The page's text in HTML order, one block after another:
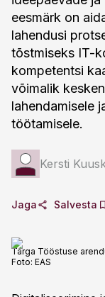
eesmärk on
lahendusi
tõstmiseks IT-
kompetentsi
võimalik
lahendamisele
töötamisele.
Kersti
Jaga Salvesta
Targa Tööstuse
Foto: EAS